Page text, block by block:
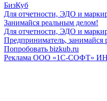
БизКуб
Для отчетности, ЭДО и
Занимайся реальным делом!
Для отчетности, ЭДО и
Предприниматель, занимайся
Попробовать bizkub.ru
Реклама ООО «1С-СОФТ»